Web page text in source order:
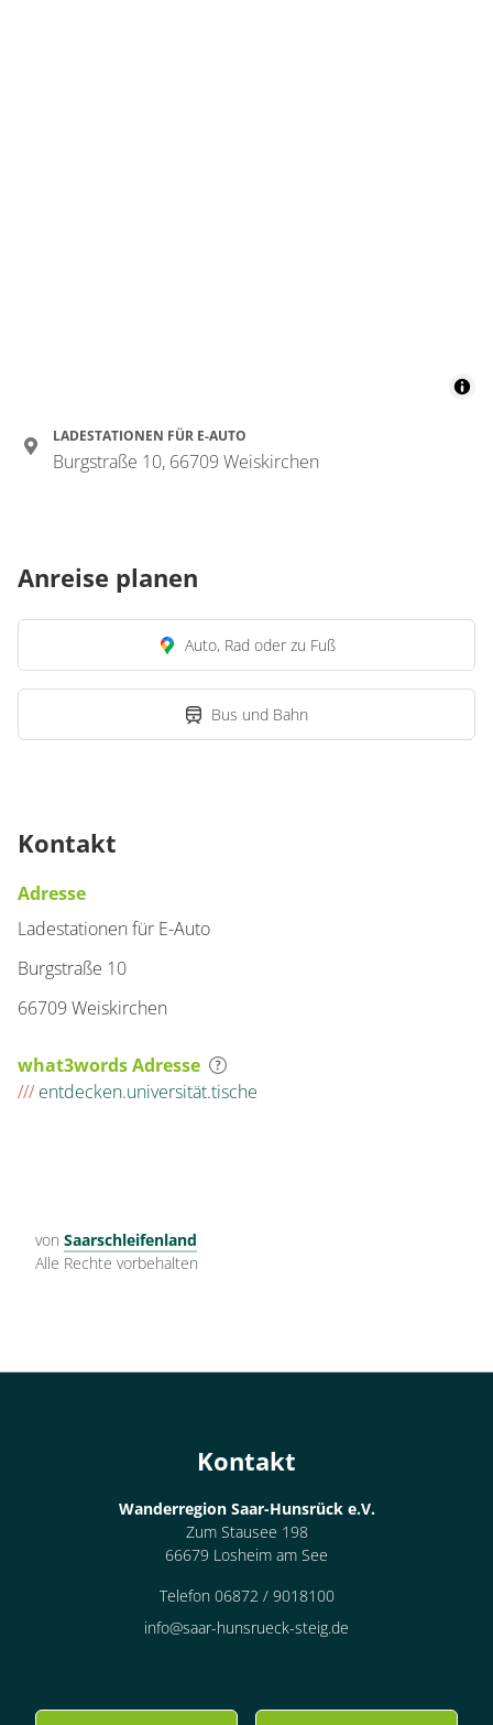
LADESTATIONEN FÜR E-AUTO
Burgstraße 10, 66709 Weiskirchen
Anreise planen
Auto, Rad oder zu Fuß
Bus und Bahn
Kontakt
Adresse
Ladestationen für E-Auto
Burgstraße 10
66709 Weiskirchen
what3words Adresse
/// entdecken.universität.tische
von Saarschleifenland
Alle Rechte vorbehalten
Kontakt
Wanderregion Saar-Hunsrück e.V.
Zum Stausee 198
66679 Losheim am See
Telefon 06872 / 9018100
info@saar-hunsrueck-steig.de